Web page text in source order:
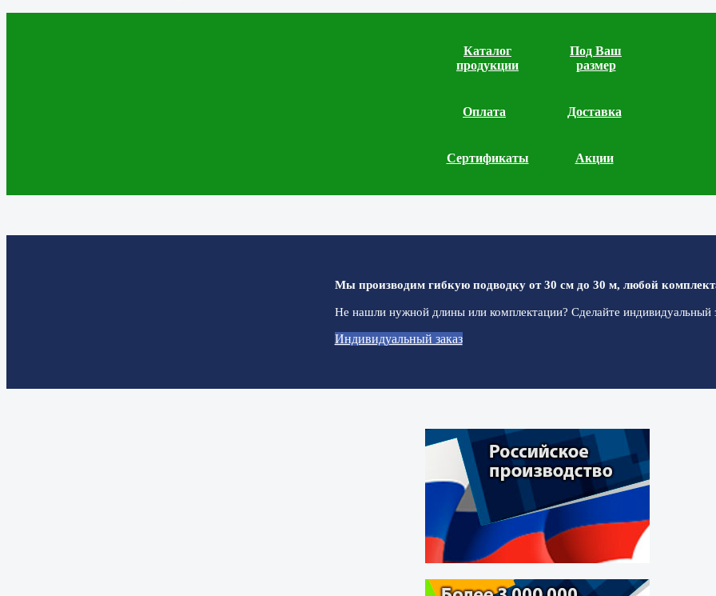
Каталог
продукции
Под Ваш
размер
Оплата Доставка
Сертификаты Акции
Мы производим гибкую подводку от 30 см до 30 м, любой
Не нашли нужной длины или комплектации? Сделайте индивидуальный
Индивидуальный заказ